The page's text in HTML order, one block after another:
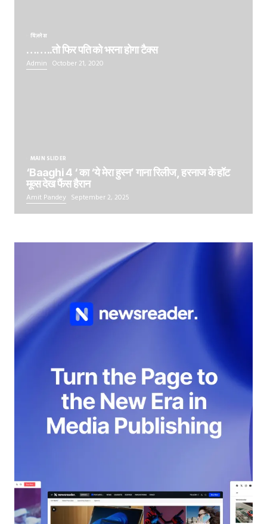
बिज़नेस
……..तो फिर पति को भरना होगा टैक्स
Admin October 21, 2020
MAIN SLIDER
‘Baaghi 4 ‘ का ‘ये मेरा हुस्न’ गाना रिलीज, हरनाज के हॉट
मूव्स देख फैंस हैरान
Amit Pandey September 2, 2025